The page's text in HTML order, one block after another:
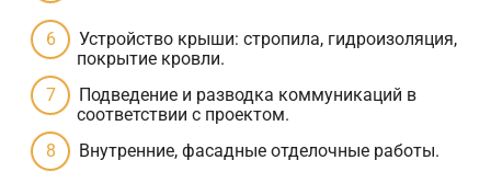
Устройство крыши: стропила, гидроизоляция,
покрытие кровли.
Подведение и разводка коммуникаций в
соответствии с проектом.
Внутренние, фасадные отделочные работы.